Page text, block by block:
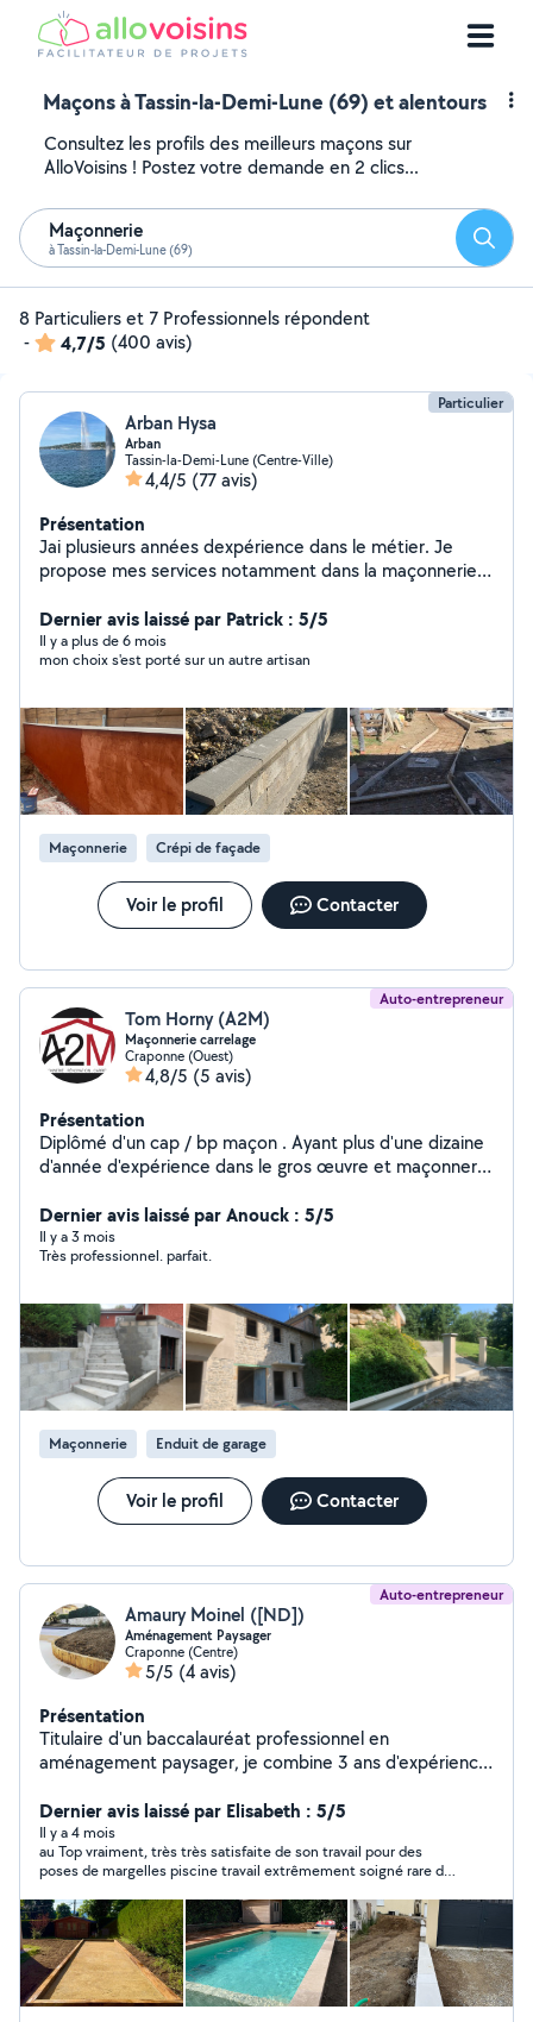
Maçons à Tassin-la-Demi-Lune (69) et alentours
Consultez les profils des meilleurs maçons sur
AlloVoisins ! Postez votre demande en 2 clics...
Maçonnerie
à Tassin-la-Demi-Lune (69)
8 Particuliers et 7 Professionnels répondent
-
4,7/5 (400 avis)
Particulier
Arban Hysa
Arban
Tassin-la-Demi-Lune (Centre-Ville)
4,4/5 (77 avis)
Présentation
Jai plusieurs années dexpérience dans le métier. Je
propose mes services notamment dans la maçonnerie,
de placo, etc.
Dernier avis laissé par Patrick : 5/5
Il y a plus de 6 mois
mon choix s'est porté sur un autre artisan
Maçonnerie Crépi de façade
Voir le profil Contacter
Auto-entrepreneur
Tom Horny (A2M)
Maçonnerie carrelage
Craponne (Ouest)
4,8/5 (5 avis)
Présentation
Diplômé d'un cap / bp maçon . Ayant plus d'une dizaine
d'année d'expérience dans le gros œuvre et maçonnerie
projets. 06-18-91-14-70
Dernier avis laissé par Anouck : 5/5
Il y a 3 mois
Très professionnel. parfait.
Maçonnerie Enduit de garage
Voir le profil Contacter
Auto-entrepreneur
Amaury Moinel ([ND])
Aménagement Paysager
Craponne (Centre)
5/5 (4 avis)
Présentation
Titulaire d'un baccalauréat professionnel en
aménagement paysager, je combine 3 ans d'expérience
d'expérience au sein d'une entreprise de pisiciniste tout
en réalisant l'intégralité des aménagements extérieurs.
Mon objectif : offrir des solutions sur mesure qui
subliment vos espaces extérieurs, en alliant esthétisme,
fonctionnalité et durabilité. Chaque projet est une
opportunité de transformer votre jardin en un lieu
unique et agréable à vivre.
Dernier avis laissé par Elisabeth : 5/5
Il y a 4 mois
au Top vraiment, très très satisfaite de son travail pour des
poses de margelles piscine travail extrêmement soigné rare de
hésiter.